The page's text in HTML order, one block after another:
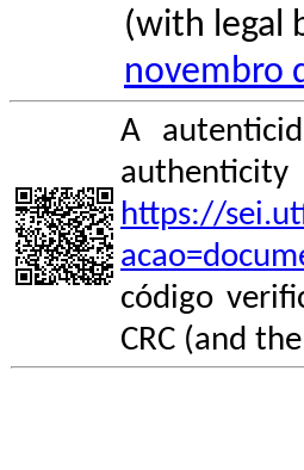
(with legal
novembro
A
https://
código
CRC (and